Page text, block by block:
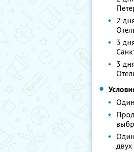
2
3
3